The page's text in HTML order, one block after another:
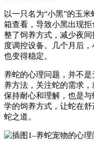
以一只名为“小黑”的玉
箱查看，导致小黑出现
整了饲养方式，减少夜
度调控设备。几个月后
也变得稳定。
养蛇的心理问题，并不
养方法，关注蛇的需求
保持耐心和理解，也是
学的饲养方式，让蛇在
蛇之道。